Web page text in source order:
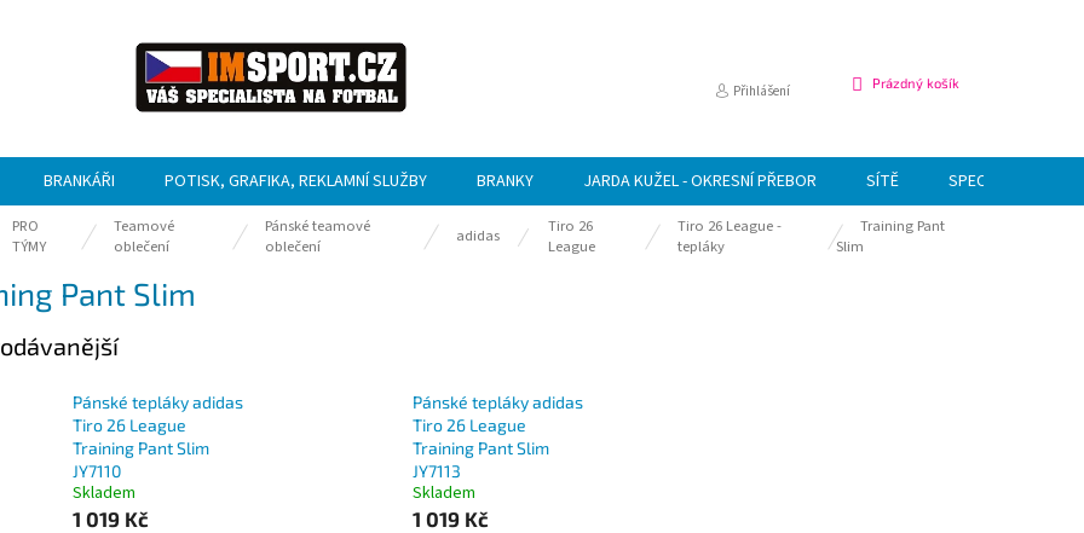
Přihlášení
NÁKUPNÍ
Prázdný košík
BRANKÁŘI POTISK, GRAFIKA, REKLAMNÍ SLUŽBY BRANKY JARDA KUŽEL - OKRESNÍ PŘEBOR SÍTĚ SPECIÁLNÍ NABÍDKA
PRO
TÝMY
Teamové
oblečení
Pánské teamové
oblečení
adidas
Tiro 26
League
Tiro 26 League -
tepláky
Training Pant
Slim
Pant Slim
Pánské tepláky adidas
Tiro 26 League
Training Pant Slim
JY7110
Skladem
1 019 Kč
Pánské tepláky adidas
Tiro 26 League
Training Pant Slim
JY7113
Skladem
1 019 Kč